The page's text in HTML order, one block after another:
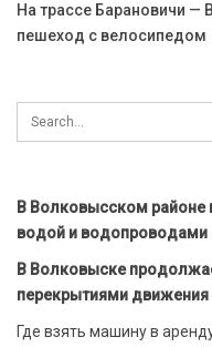
На трассе Барановичи —
пешеход с велосипедом
В Волковысском районе
водой и водопроводами
В Волковыске
перекрытиями движения
Где взять машину в